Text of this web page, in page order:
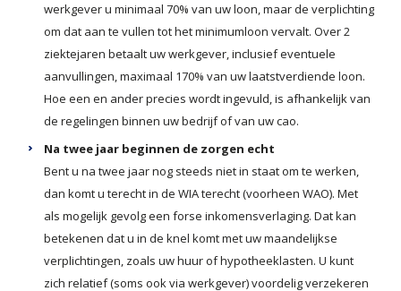
werkgever u minimaal 70% van uw loon, maar de verplichting
om dat aan te vullen tot het minimumloon vervalt. Over 2
ziektejaren betaalt uw werkgever, inclusief eventuele
aanvullingen, maximaal 170% van uw laatstverdiende loon.
Hoe een en ander precies wordt ingevuld, is afhankelijk van
de regelingen binnen uw bedrijf of van uw cao.
Na twee jaar beginnen de zorgen echt
Bent u na twee jaar nog steeds niet in staat om te werken,
dan komt u terecht in de WIA terecht (voorheen WAO). Met
als mogelijk gevolg een forse inkomensverlaging. Dat kan
betekenen dat u in de knel komt met uw maandelijkse
verplichtingen, zoals uw huur of hypotheeklasten. U kunt
zich relatief (soms ook via werkgever) voordelig verzekeren